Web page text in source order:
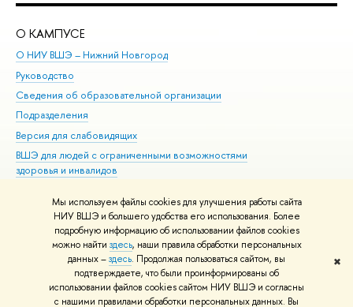
Мы используем файлы cookies для улучшения работы сайта
НИУ ВШЭ и большего удобства его использования. Более
подробную информацию об использовании файлов cookies
можно найти здесь, наши правила обработки персональных
данных –здесь. Продолжая пользоваться сайтом, вы
подтверждаете, что были проинформированы об
использовании файлов cookies сайтом НИУ ВШЭ и согласны
с нашими правилами обработки персональных данных. Вы
✖
О КАМПУСЕ
О НИУ ВШЭ – Нижний Новгород
Руководство
Сведения об образовательной организации
Подразделения
Версия для слабовидящих
ВШЭ для людей с ограниченными возможностями
здоровья и инвалидов
© НИУ ВШЭ 1993–2026 Адреса и контакты Условия использования
материалов Политика конфиденциальности Карта сайта